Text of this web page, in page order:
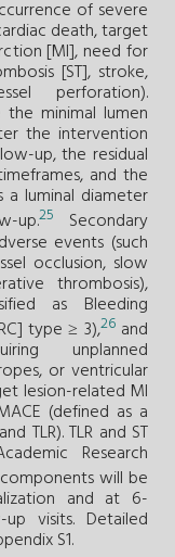
of severe
death, target
[MI], need for
[ST], stroke,
perforation).
minimal lumen
the intervention
up, the residual
and the
a luminal diameter
up.25 Secondary
events (such
occlusion, slow
thrombosis),
as Bleeding
type ≥ 3),26and
unplanned
or ventricular
lesion-related MI
(defined as a
TLR). TLR and ST
Research
will be
and at 6-
visits. Detailed
S1.